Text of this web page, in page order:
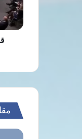
الناتو
ودول
مبادرة